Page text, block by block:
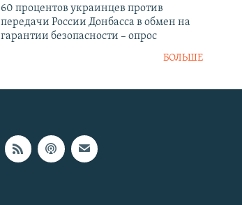
60 процентов украинцев против
передачи России Донбасса в обмен на
гарантии безопасности – опрос
БОЛЬШЕ